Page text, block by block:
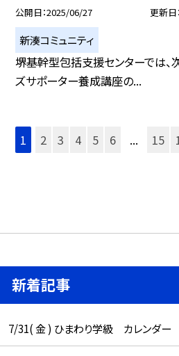
公開日 2025/06/27 更新日
新湊コミュニティ
堺基幹型包括支援センターでは、
ズサポーター養成講座の...
1 2 3 4 5 6 ... 15
新着記事
7/31( 金 ) ひまわり学級 カレンダー